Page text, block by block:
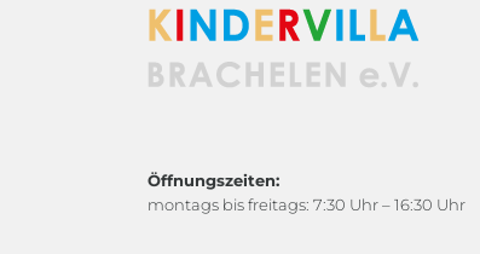
Öffnungszeiten:
montags bis freitags: 7:30 Uhr – 16:30 Uhr